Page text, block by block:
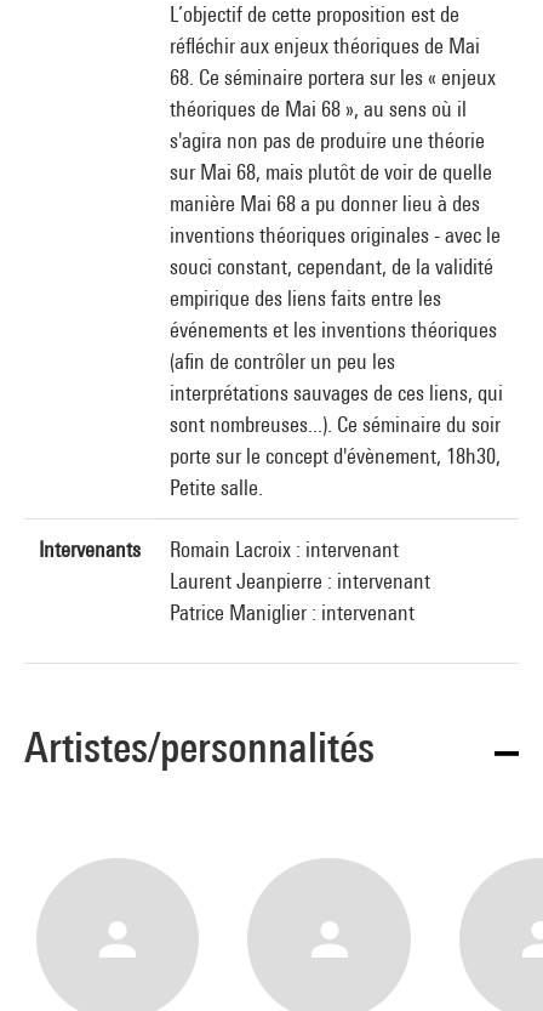
L’objectif de cette proposition est de
réfléchir aux enjeux théoriques de Mai
68. Ce séminaire portera sur les « enjeux
théoriques de Mai 68 », au sens où il
s'agira non pas de produire une théorie
sur Mai 68, mais plutôt de voir de quelle
manière Mai 68 a pu donner lieu à des
inventions théoriques originales - avec le
souci constant, cependant, de la validité
empirique des liens faits entre les
événements et les inventions théoriques
(afin de contrôler un peu les
interprétations sauvages de ces liens, qui
sont nombreuses...). Ce séminaire du soir
porte sur le concept d'évènement, 18h30,
Petite salle.
Intervenants
Romain Lacroix : intervenant
Laurent Jeanpierre : intervenant
Patrice Maniglier : intervenant
Artistes/personnalités